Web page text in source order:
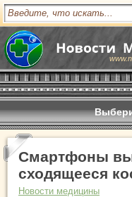
Смартфоны
сходящееся
Новости медицины